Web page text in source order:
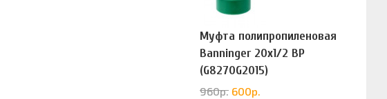
Муфта полипропиленовая
Banninger 20х1/2 ВР
(G8270G2015)
960р. 600р.